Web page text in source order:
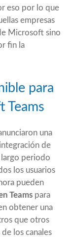
eso por lo que
empresas
Microsoft sino
fin la
para
Teams
una
de
largo periodo
los usuarios
pueden
Teams para
obtener una
que otros
los canales